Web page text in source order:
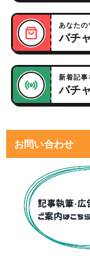
あなたの
バチ
新着記事
バチ
お問い合わせ